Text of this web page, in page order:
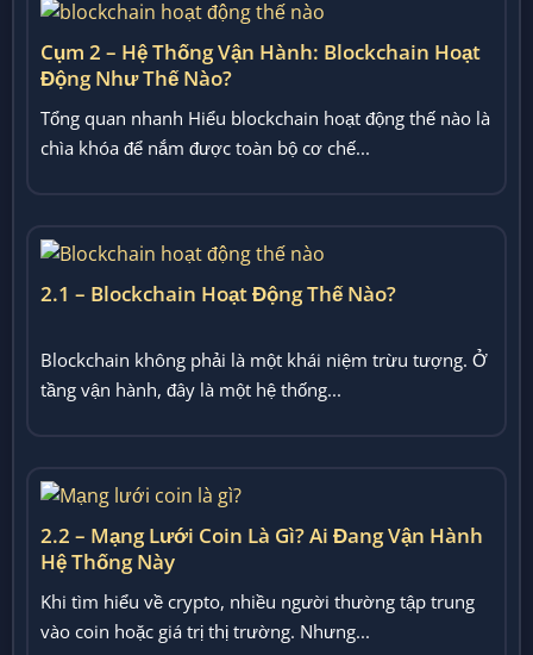
Cụm 2 – Hệ Thống Vận Hành: Blockchain Hoạt
Động Như Thế Nào?
Tổng quan nhanh Hiểu blockchain hoạt động thế nào là
chìa khóa để nắm được toàn bộ cơ chế...
2.1 – Blockchain Hoạt Động Thế Nào?
Blockchain không phải là một khái niệm trừu tượng. Ở
tầng vận hành, đây là một hệ thống...
2.2 – Mạng Lưới Coin Là Gì? Ai Đang Vận Hành
Hệ Thống Này
Khi tìm hiểu về crypto, nhiều người thường tập trung
vào coin hoặc giá trị thị trường. Nhưng...